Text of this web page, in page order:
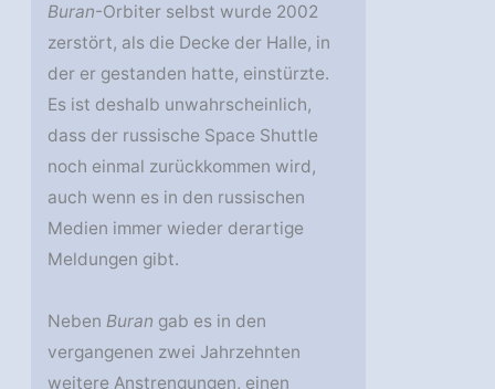
Buran-Orbiter selbst wurde 2002
zerstört, als die Decke der Halle, in
der er gestanden hatte, einstürzte.
Es ist deshalb unwahrscheinlich,
dass der russische Space Shuttle
noch einmal zurückkommen wird,
auch wenn es in den russischen
Medien immer wieder derartige
Meldungen gibt.
NebenBuran gab es in den
vergangenen zwei Jahrzehnten
weitere Anstrengungen, einen